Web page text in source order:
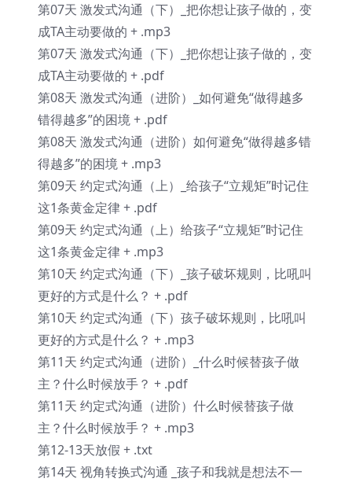
第07天 激发式沟通（下）_把你想让孩子做的，变
成TA主动要做的 + .mp3
第07天 激发式沟通（下）_把你想让孩子做的，变
成TA主动要做的 + .pdf
第08天 激发式沟通（进阶）_如何避免“做得越多
错得越多”的困境 + .pdf
第08天 激发式沟通（进阶）如何避免“做得越多错
得越多”的困境 + .mp3
第09天 约定式沟通（上）_给孩子“立规矩”时记住
这1条黄金定律 + .pdf
第09天 约定式沟通（上）给孩子“立规矩”时记住
这1条黄金定律 + .mp3
第10天 约定式沟通（下）_孩子破坏规则，比吼叫
更好的方式是什么？ + .pdf
第10天 约定式沟通（下）孩子破坏规则，比吼叫
更好的方式是什么？ + .mp3
第11天 约定式沟通（进阶）_什么时候替孩子做
主？什么时候放手？ + .pdf
第11天 约定式沟通（进阶）什么时候替孩子做
主？什么时候放手？ + .mp3
第12-13天放假 + .txt
第14天 视角转换式沟通 _孩子和我就是想法不一